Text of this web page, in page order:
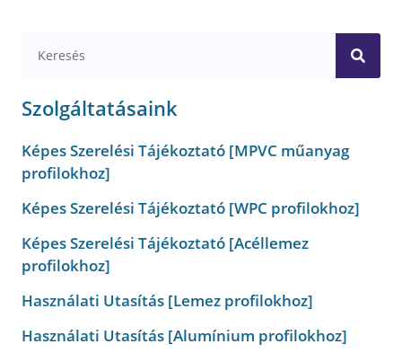
Szolgáltatásaink
Képes Szerelési Tájékoztató [MPVC műanyag
profilokhoz]
Képes Szerelési Tájékoztató [WPC profilokhoz]
Képes Szerelési Tájékoztató [Acéllemez
profilokhoz]
Használati Utasítás [Lemez profilokhoz]
Használati Utasítás [Alumínium profilokhoz]